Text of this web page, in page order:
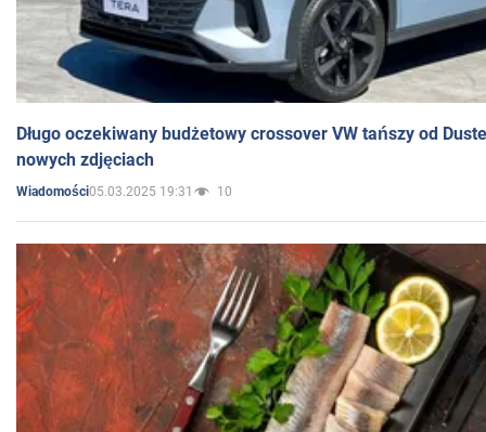
Długo oczekiwany budżetowy crossover VW tańszy od
nowych zdjęciach
Wiadomości05.03.2025 19:31 10